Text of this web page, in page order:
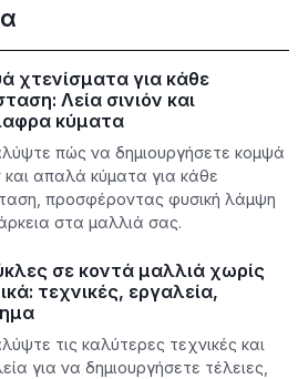
χτενίσματα για κάθε
Λεία σινιόν και
κύματα
πώς να δημιουργήσετε κομψά
και απαλά κύματα για κάθε
προσφέροντας φυσική λάμψη
στα μαλλιά σας.
σε κοντά μαλλιά χωρίς
τεχνικές, εργαλεία,
τις καλύτερες τεχνικές και
για να δημιουργήσετε τέλειες,